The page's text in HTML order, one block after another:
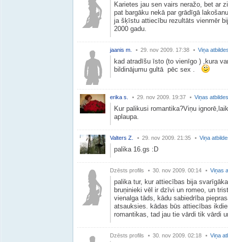
Karietes jau sen vairs neražo, bet ar
pat bargāku nekā par grādīgā
ja šķīstu attiecību rezultāts vienmēr
2000 gadu.
jaanis m. 29. nov 2009. 17:38 Viņa
kad atradīšu īsto (to vienīgo ) ,kura
bildinājumu gultā pēc sex .
erika s. 29. nov 2009. 19:37 Viņas atbildes
Kur palikusi romantika?Viņu
aplaupa.
Valters Z. 29. nov 2009. 21:35 Viņa
palika 16.gs :D
Dzēsts profils 30. nov 2009. 00:14 Viņas
palika tur, kur attiecības bija
bruņinieki vēl ir dzīvi un romeo, un
vienalga tāds, kādu sabiedrība
atsauksies. kādas būs attiecības
romantikas, tad jau tie vārdi tik vārdi
Dzēsts profils 30. nov 2009. 02:18 Viņa